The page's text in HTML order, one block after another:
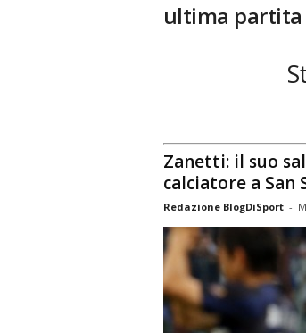
ultima partita
Zanetti: il suo
calciatore a San
Redazione BlogDiSport -